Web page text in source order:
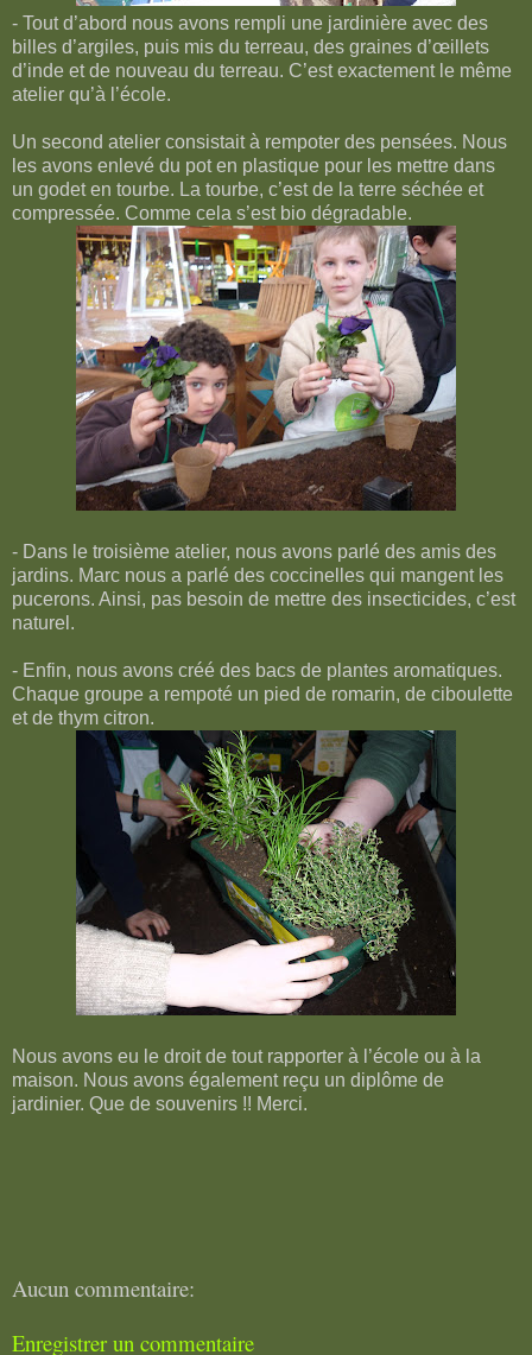
- Tout d’abord nous avons rempli une jardinière avec des
billes d’argiles, puis mis du terreau, des graines d’œillets
d’inde et de nouveau du terreau. C’est exactement le même
atelier qu’à l’école.
Un second atelier consistait à rempoter des pensées. Nous
les avons enlevé du pot en plastique pour les mettre dans
un godet en tourbe. La tourbe, c’est de la terre séchée et
compressée. Comme cela s’est bio dégradable.
- Dans le troisième atelier, nous avons parlé des amis des
jardins. Marc nous a parlé des coccinelles qui mangent les
pucerons. Ainsi, pas besoin de mettre des insecticides, c’est
naturel.
- Enfin, nous avons créé des bacs de plantes aromatiques.
Chaque groupe a rempoté un pied de romarin, de ciboulette
et de thym citron.
Nous avons eu le droit de tout rapporter à l’école ou à la
maison. Nous avons également reçu un diplôme de
jardinier. Que de souvenirs !! Merci.
Aucun commentaire:
Enregistrer un commentaire